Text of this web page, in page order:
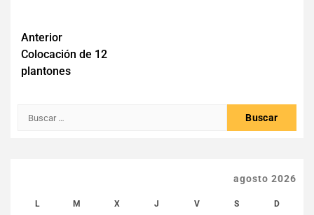
Navegación
de
Anterior
Colocación de 12
plantones
Buscar:
agosto 2026
L M X J V S D